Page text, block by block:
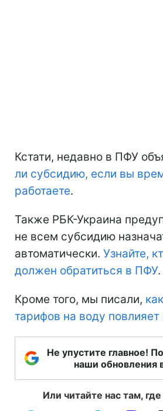
Кстати, недавно в ПФУ
ли субсидию, если вы
работаете.
Также РБК-Украина
не всем субсидию
автоматически. Узнайте,
должен обратиться в ПФУ.
Кроме того, мы писали,
тарифов на воду
Не упустите главное!
наши обновления
Или читайте нас там,